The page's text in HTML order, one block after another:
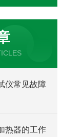
仪常见故障
热器的工作